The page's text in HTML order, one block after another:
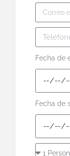
Fecha de
Fecha de